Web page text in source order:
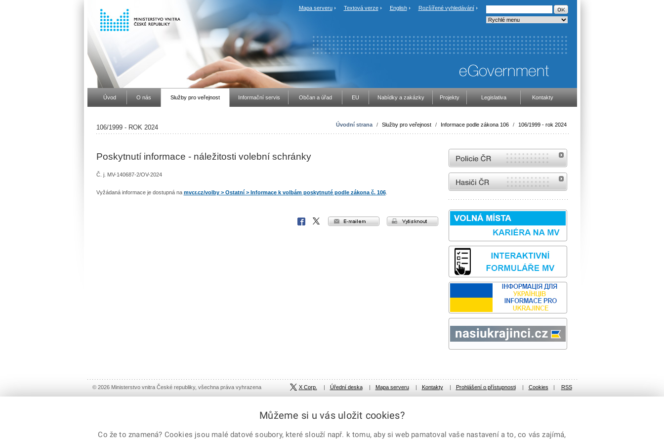
Mapa serveru Textová verze English Rozšířené vyhledávání
Úvod O nás Služby pro veřejnost Informační servis Občan a úřad EU Nabídky a zakázky Projekty Legislativa Kontakty
Úvodní strana / Služby pro veřejnost / Informace podle zákona 106 / 106/1999 - rok 2024
106/1999 - ROK 2024
Poskytnutí informace - náležitosti volební schránky
Č. j. MV-140687-2/OV-2024
Vyžádaná informace je dostupná na mvcr.cz/volby > Ostatní > Informace k volbám poskytnuté podle zákona č. 106.
vytisknout
e-mailem
X
Facebook
internetové stránky Policie ČR
internetové stránky Hasiči ČR
© 2026 Ministerstvo vnitra České republiky, všechna práva vyhrazena Mapa serveru | Kontakty | Prohlášení o přístupnosti | Cookies | RSS
Úřední deska |
X Corp. |
Můžeme si u vás uložit cookies?
Co že to znamená? Cookies jsou malé datové soubory, které slouží např. k tomu, aby si web pamatoval vaše nastavení a to, co vás zajímá,